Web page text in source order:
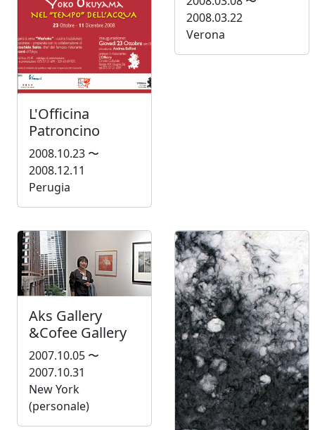
L'Officina
Patroncino
2008.10.23 〜
2008.12.11
Perugia
2008.03.22
Verona
Aks Gallery
&Cofee Gallery
2007.10.05 〜
2007.10.31
New York
(personale)